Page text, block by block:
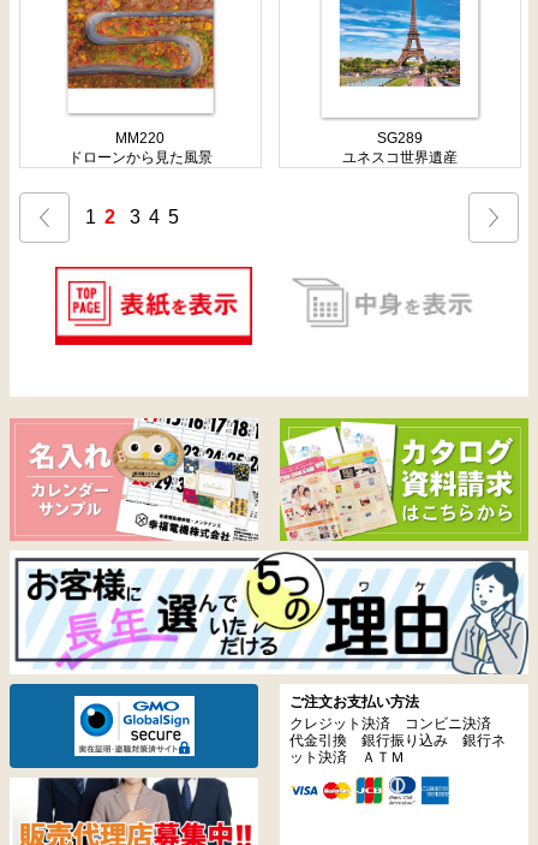
MM220
ドローンから見た風景
SG289
ユネスコ世界遺産
1 2 3 4 5
ご注文お支払い方法
クレジット決済 コンビニ決済
代金引換 銀行振り込み 銀行ネ
ット決済 ＡＴＭ